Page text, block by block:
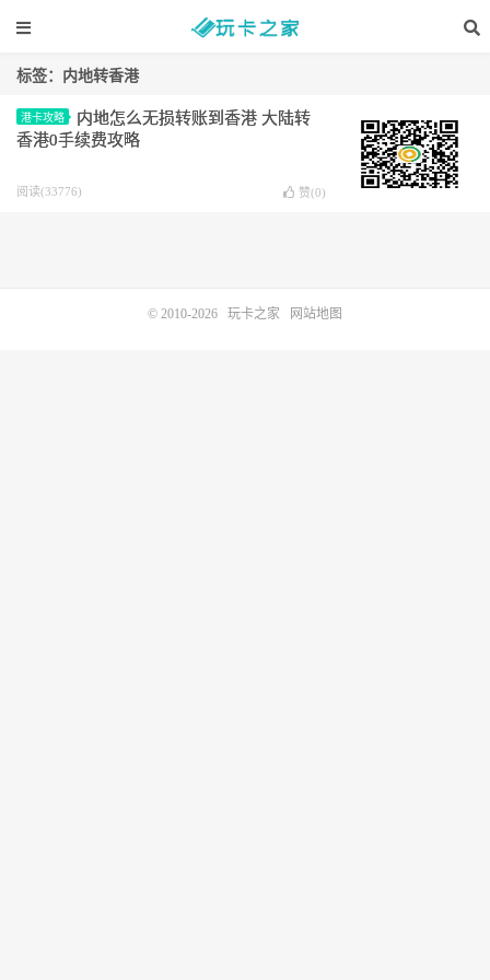
标签：内地转香港
港卡攻略
内地怎么无损转账到香港 大陆转
香港0手续费攻略
阅读(33776) 赞(0)
© 2010-2026 玩卡之家 网站地图